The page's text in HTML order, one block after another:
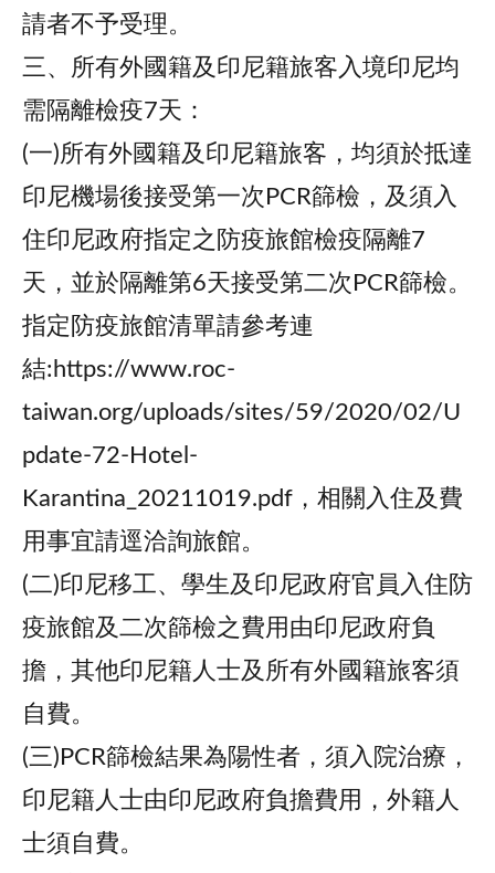
請者不予受理。
三、所有外國籍及印尼籍旅客入境印尼均
需隔離檢疫7天：
(一)所有外國籍及印尼籍旅客，均須於抵達
印尼機場後接受第一次PCR篩檢，及須入
住印尼政府指定之防疫旅館檢疫隔離7
天，並於隔離第6天接受第二次PCR篩檢。
指定防疫旅館清單請參考連
結:https://www.roc-
taiwan.org/uploads/sites/59/2020/02/U
pdate-72-Hotel-
Karantina_20211019.pdf，相關入住及費
用事宜請逕洽詢旅館。
(二)印尼移工、學生及印尼政府官員入住防
疫旅館及二次篩檢之費用由印尼政府負
擔，其他印尼籍人士及所有外國籍旅客須
自費。
(三)PCR篩檢結果為陽性者，須入院治療，
印尼籍人士由印尼政府負擔費用，外籍人
士須自費。